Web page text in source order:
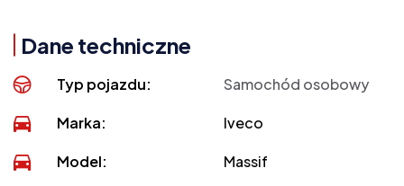
Dane techniczne
Typ pojazdu: Samochód osobowy
Marka: Iveco
Model: Massif